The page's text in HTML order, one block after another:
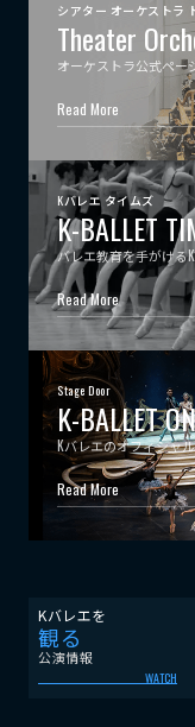
シアター オーケストラ
Theater
オーケストラ公式ペー
Read More
Kバレエ タイムズ
K-BALLET
バレエ教育を手がける
Read More
Stage Door
K-BALLET
Kバレエのオフィシャ
Read More
Kバレエを
観る
公演情報
WATCH